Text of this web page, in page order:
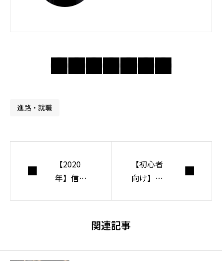
問い直し、分かり
合えない世界で人
進路・就職
【2020
年】信念
【初心者
向け】作
関連記事